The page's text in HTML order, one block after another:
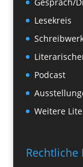
Lesekreis
Podcast
Weitere
Rechtliche